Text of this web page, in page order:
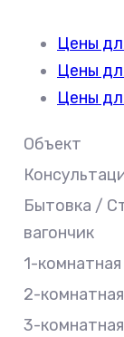
Цены
Цены
Цены
Объект
Бытовка /
вагончик
1-
2-
3-